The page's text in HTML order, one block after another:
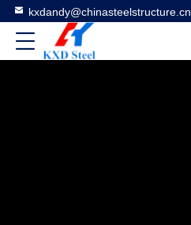
kxdandy@chinasteelstructure.cn